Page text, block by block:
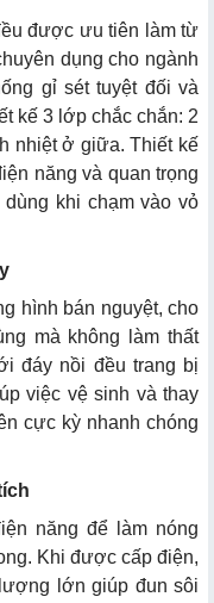
được ưu tiên làm từ
dụng cho ngành
gỉ sét tuyệt đối và
kế 3 lớp chắc chắn: 2
nhiệt ở giữa. Thiết kế
năng và quan trọng
khi chạm vào vỏ
hình bán nguyệt, cho
mà không làm thất
đáy nồi đều trang bị
việc vệ sinh và thay
cực kỳ nhanh chóng
năng để làm nóng
Khi được cấp điện,
lớn giúp đun sôi